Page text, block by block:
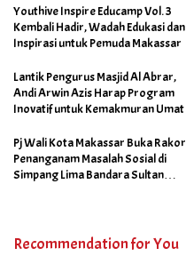
Youthive Inspire Educamp Vol. 3
Kembali Hadir, Wadah Edukasi dan
Inspirasi untuk Pemuda Makassar
Lantik Pengurus Masjid Al Abrar,
Andi Arwin Azis Harap Program
Inovatif untuk Kemakmuran Umat
Pj Wali Kota Makassar Buka Rakor
Penanganam Masalah Sosial di
Simpang Lima Bandara Sultan
Recommendation for You